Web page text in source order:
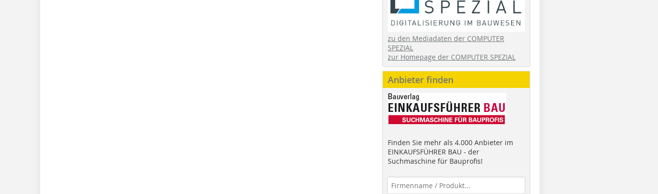
zu den Mediadaten der COMPUTER
SPEZIAL
zur Homepage der COMPUTER SPEZIAL
Anbieter finden
Finden Sie mehr als 4.000 Anbieter im
EINKAUFSFÜHRER BAU - der
Suchmaschine für Bauprofis!